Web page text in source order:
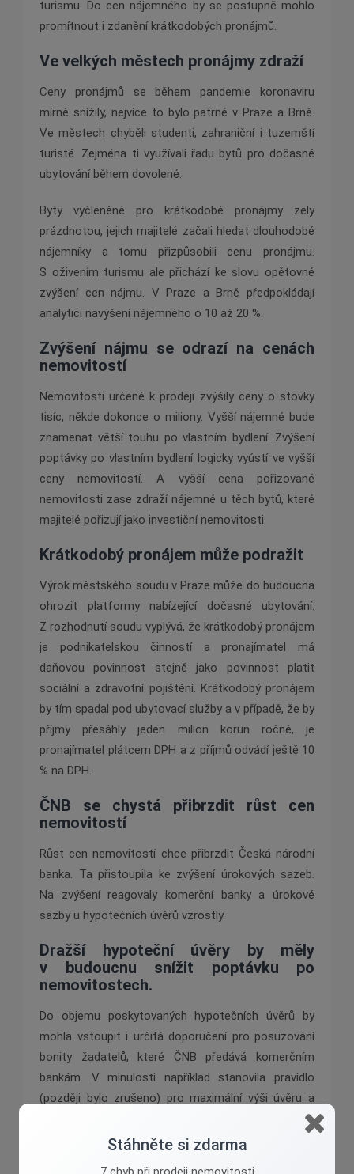
turismu. Do cen nájemného by se postupně mohlo
promítnout i zdanění krátkodobých pronájmů.
Ve velkých městech pronájmy zdraží
Ceny pronájmů se během pandemie koronaviru
mírně snížily, nejvíce to bylo patrné v Praze a Brně.
Ve městech chyběli studenti, zahraniční i tuzemští
turisté. Zejména ti využívali řadu bytů pro dočasné
ubytování během dovolené.
Byty vyčleněné pro krátkodobé pronájmy zely
prázdnotou, jejich majitelé začali hledat dlouhodobé
nájemníky a tomu přizpůsobili cenu pronájmu.
S oživením turismu ale přichází ke slovu opětovné
zvýšení cen nájmu. V Praze a Brně předpokládají
analytici navýšení nájemného o 10 až 20 %.
Zvýšení nájmu se odrazí na cenách
nemovitostí
Nemovitosti určené k prodeji zvýšily ceny o stovky
tisíc, někde dokonce o miliony. Vyšší nájemné bude
znamenat větší touhu po vlastním bydlení. Zvýšení
poptávky po vlastním bydlení logicky vyústí ve vyšší
ceny nemovitostí. A vyšší cena pořizované
nemovitosti zase zdraží nájemné u těch bytů, které
majitelé pořizují jako investiční nemovitosti.
Krátkodobý pronájem může podražit
Výrok městského soudu v Praze může do budoucna
ohrozit platformy nabízející dočasné ubytování.
Z rozhodnutí soudu vyplývá, že krátkodobý pronájem
je podnikatelskou činností a pronajímatel má
daňovou povinnost stejně jako povinnost platit
sociální a zdravotní pojištění. Krátkodobý pronájem
by tím spadal pod ubytovací služby a v případě, že by
příjmy přesáhly jeden milion korun ročně, je
pronajímatel plátcem DPH a z příjmů odvádí ještě 10
% na DPH.
ČNB se chystá přibrzdit růst cen
nemovitostí
Růst cen nemovitostí chce přibrzdit Česká národní
banka. Ta přistoupila ke zvýšení úrokových sazeb.
Na zvýšení reagovaly komerční banky a úrokové
sazby u hypotečních úvěrů vzrostly.
Dražší hypoteční úvěry by měly
v budoucnu snížit poptávku po
nemovitostech.
Do objemu poskytovaných hypotečních úvěrů by
mohla vstoupit i určitá doporučení pro posuzování
bonity žadatelů, které ČNB předává komerčním
bankám. V minulosti například stanovila pravidlo
(později bylo zrušeno) pro maximální výši úvěru a
maximální výši splátky v poměru k příjmům žadatele.
Stáhněte si zdarma
7 chyb při prodeji nemovitosti